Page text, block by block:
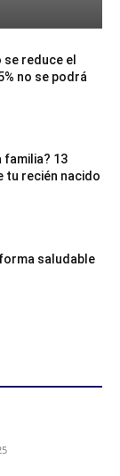
se reduce el
no se podrá
familia? 13
tu recién nacido
saludable